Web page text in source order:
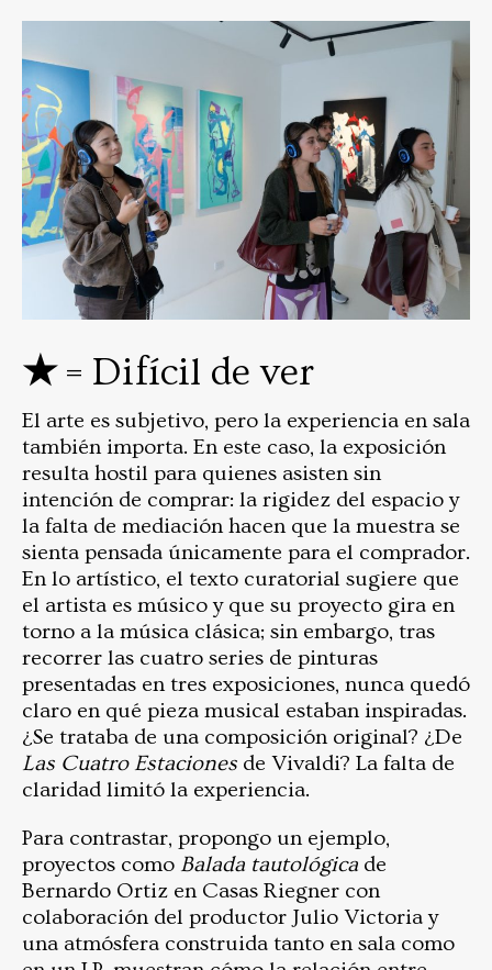
★= Difícil de ver
El arte es subjetivo, pero la experiencia en sala
también importa. En este caso, la exposición
resulta hostil para quienes asisten sin
intención de comprar: la rigidez del espacio y
la falta de mediación hacen que la muestra se
sienta pensada únicamente para el comprador.
En lo artístico, el texto curatorial sugiere que
el artista es músico y que su proyecto gira en
torno a la música clásica; sin embargo, tras
recorrer las cuatro series de pinturas
presentadas en tres exposiciones, nunca quedó
claro en qué pieza musical estaban inspiradas.
¿Se trataba de una composición original? ¿De
Las Cuatro Estaciones de Vivaldi? La falta de
claridad limitó la experiencia.
Para contrastar, propongo un ejemplo,
proyectos como Balada tautológica de
Bernardo Ortiz en Casas Riegner con
colaboración del productor Julio Victoria y
una atmósfera construida tanto en sala como